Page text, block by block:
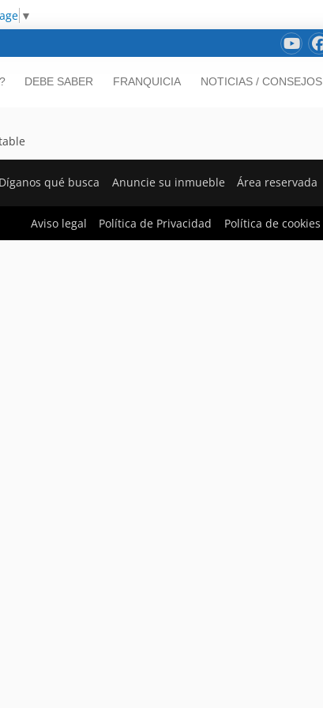
▼
DEBE SABER FRANQUICIA NOTICIAS / CONSEJOS
Díganos qué busca Anuncie su inmueble Área reservada
Aviso legal Política de Privacidad Política de cookies